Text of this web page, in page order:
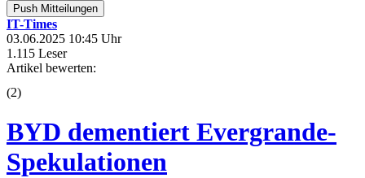
Push Mitteilungen
IT-Times
03.06.2025 10:45 Uhr
1.115 Leser
Artikel bewerten:
(2)
BYD dementiert Evergrande-
Spekulationen